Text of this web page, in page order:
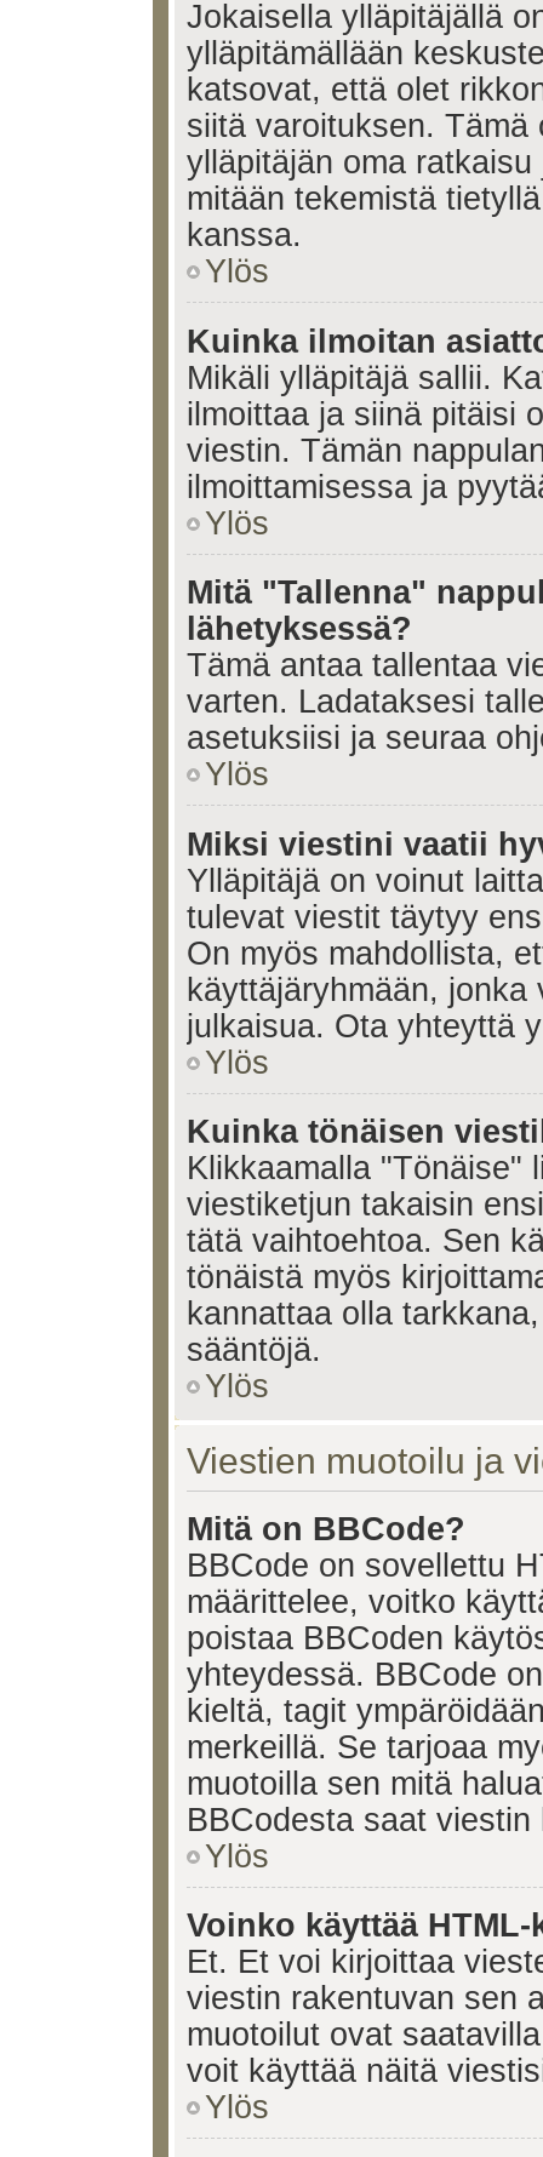
Jokaisella ylläpitäjällä
ylläpitämällään
katsovat, että olet
siitä varoituksen.
ylläpitäjän oma
mitään tekemistä
kanssa.
Ylös
Kuinka ilmoitan
Mikäli ylläpitäjä sallii.
ilmoittaa ja siinä pitäisi
viestin. Tämän
ilmoittamisessa ja
Ylös
Mitä "Tallenna"
lähetyksessä?
Tämä antaa tallentaa
varten. Ladataksesi
asetuksiisi ja seuraa
Ylös
Miksi viestini vaatii
Ylläpitäjä on voinut
tulevat viestit täytyy
On myös mahdollista,
käyttäjäryhmään,
julkaisua. Ota yhteyttä
Ylös
Kuinka tönäisen
Klikkaamalla "Tönäise"
viestiketjun takaisin
tätä vaihtoehtoa. Sen
tönäistä myös
kannattaa olla
sääntöjä.
Ylös
Viestien muotoilu ja
Mitä on BBCode?
BBCode on sovellettu
määrittelee, voitko
poistaa BBCoden
yhteydessä. BBCode
kieltä, tagit
merkeillä. Se tarjoaa
muotoilla sen mitä
BBCodesta saat
Ylös
Voinko käyttää
Et. Et voi kirjoittaa
viestin rakentuvan sen
muotoilut ovat
voit käyttää näitä
Ylös